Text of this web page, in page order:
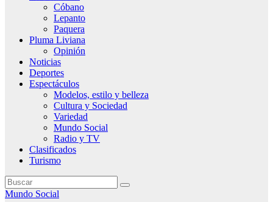
Cóbano
Lepanto
Paquera
Pluma Liviana
Opinión
Noticias
Deportes
Espectáculos
Modelos, estilo y belleza
Cultura y Sociedad
Variedad
Mundo Social
Radio y TV
Clasificados
Turismo
Mundo Social